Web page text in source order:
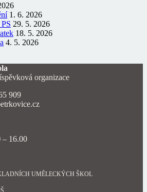
1. 6. 2026
29. 5. 2026
18. 5. 2026
4. 5. 2026
organizace
909
– 16.00
UMĚLECKÝCH ŠKOL